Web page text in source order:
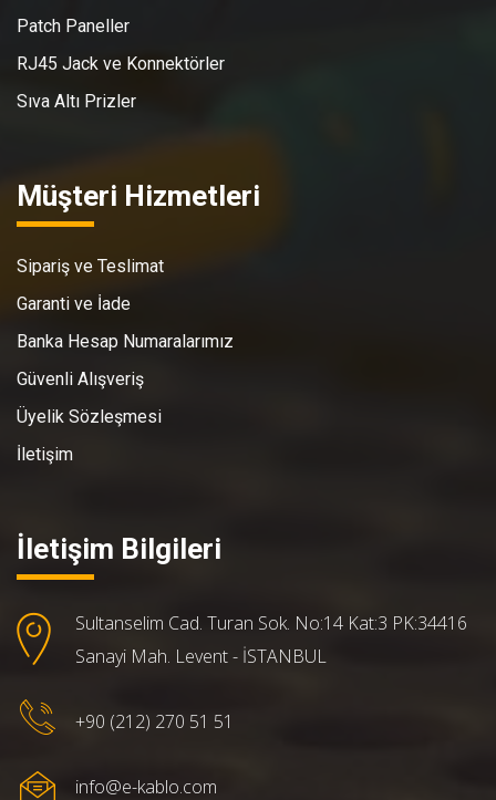
Patch Paneller
RJ45 Jack ve Konnektörler
Sıva Altı Prizler
Müşteri Hizmetleri
Sipariş ve Teslimat
Garanti ve İade
Banka Hesap Numaralarımız
Güvenli Alışveriş
Üyelik Sözleşmesi
İletişim
İletişim Bilgileri
Sultanselim Cad. Turan Sok. No:14 Kat:3 PK:34416
Sanayi Mah. Levent - İSTANBUL
+90 (212) 270 51 51
info@e-kablo.com